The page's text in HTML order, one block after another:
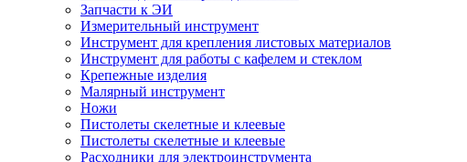
Запчасти к ЭИ
Измерительный инструмент
Инструмент для крепления листовых материалов
Инструмент для работы с кафелем и стеклом
Крепежные изделия
Малярный инструмент
Ножи
Пистолеты скелетные и клеевые
Пистолеты скелетные и клеевые
Расходники для электроинструмента